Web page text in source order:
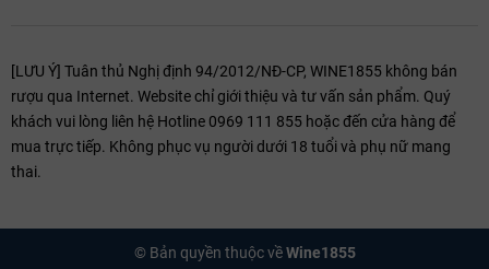
[LƯU Ý] Tuân thủ Nghị định 94/2012/NĐ-CP, WINE1855 không bán
rượu qua Internet. Website chỉ giới thiệu và tư vấn sản phẩm. Quý
khách vui lòng liên hệ Hotline 0969 111 855 hoặc đến cửa hàng để
mua trực tiếp. Không phục vụ người dưới 18 tuổi và phụ nữ mang
thai.
© Bản quyền thuộc vềWine1855